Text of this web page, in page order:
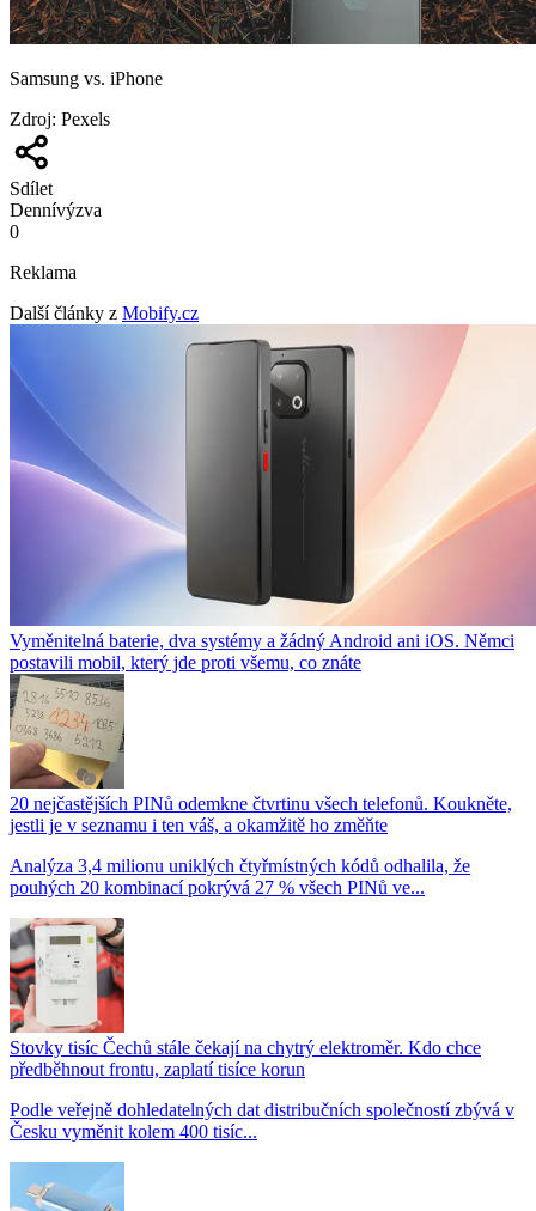
Samsung vs. iPhone
Zdroj: Pexels
Sdílet
Dennívýzva
0
Reklama
Další články z Mobify.cz
Vyměnitelná baterie, dva systémy a žádný Android ani iOS. Němci
postavili mobil, který jde proti všemu, co znáte
20 nejčastějších PINů odemkne čtvrtinu všech telefonů. Koukněte,
jestli je v seznamu i ten váš, a okamžitě ho změňte
Analýza 3,4 milionu uniklých čtyřmístných kódů odhalila, že
pouhých 20 kombinací pokrývá 27 % všech PINů ve...
Stovky tisíc Čechů stále čekají na chytrý elektroměr. Kdo chce
předběhnout frontu, zaplatí tisíce korun
Podle veřejně dohledatelných dat distribučních společností zbývá v
Česku vyměnit kolem 400 tisíc...